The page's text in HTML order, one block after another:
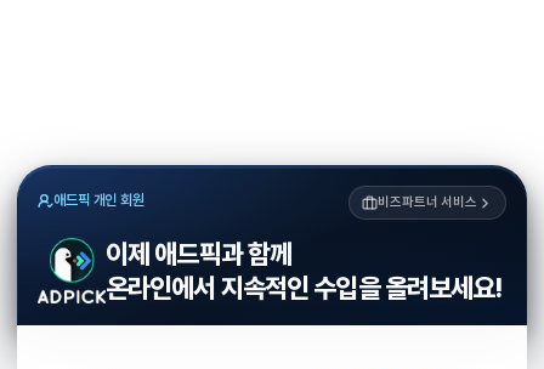
애드픽 개인 회원 비즈파트너 서비스
이제 애드픽과 함께
온라인에서 지속적인 수입을 올려보세요!